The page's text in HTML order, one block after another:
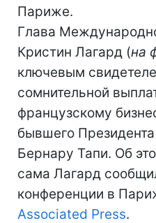
Париже.
Глава
Кристин Лагард (на
ключевым
сомнительной
французскому
бывшего Президента
Бернару Тапи. Об
сама Лагард
конференции в
Associated Press.